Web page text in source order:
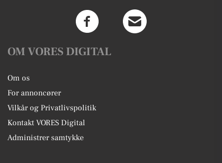
OM VORES DIGITAL
Om os
For annoncører
Vilkår og Privatlivspolitik
Kontakt VORES Digital
Administrer samtykke